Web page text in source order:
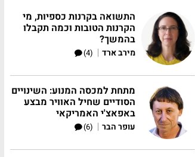
התשואה בקרנות כספיות, מי
הקרנות הטובות וכמה תקבלו
בהמשך?
מירב ארד |
(4)
מתחת למכסה המנוע: השינויים
הסודיים שחיל האוויר מבצע
באפאצ'י האמריקאי
עופר הבר |
(6)